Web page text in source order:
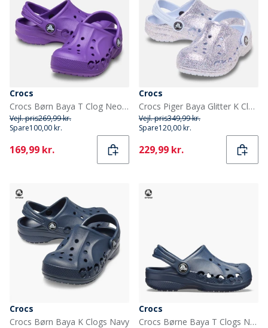
Crocs
Crocs Børn Baya T Clog Neon Purple
Vejl. pris269,99 kr.
Spare100,00 kr.
Current
169,99 kr.
Crocs
Crocs Piger Baya Glitter K Clogs Dreamscape
Vejl. pris349,99 kr.
Spare120,00 kr.
Current
229,99 kr.
Crocs
Crocs Børn Baya K Clogs Navy
Crocs
Crocs Børne Baya T Clogs Navy